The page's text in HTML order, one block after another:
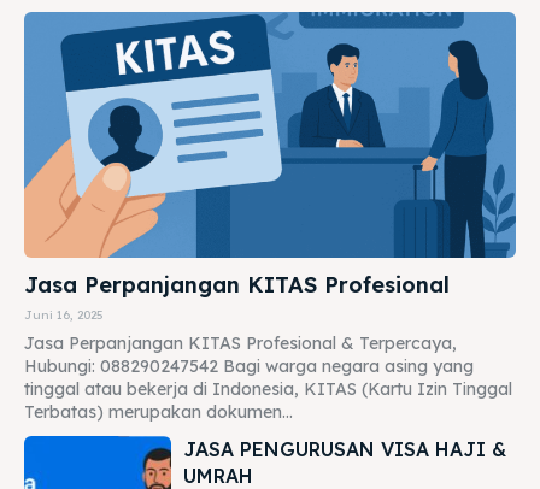
Jasa Perpanjangan KITAS Profesional
Juni 16, 2025
Jasa Perpanjangan KITAS Profesional & Terpercaya,
Hubungi: 088290247542 Bagi warga negara asing yang
tinggal atau bekerja di Indonesia, KITAS (Kartu Izin Tinggal
Terbatas) merupakan dokumen...
JASA PENGURUSAN VISA HAJI &
UMRAH